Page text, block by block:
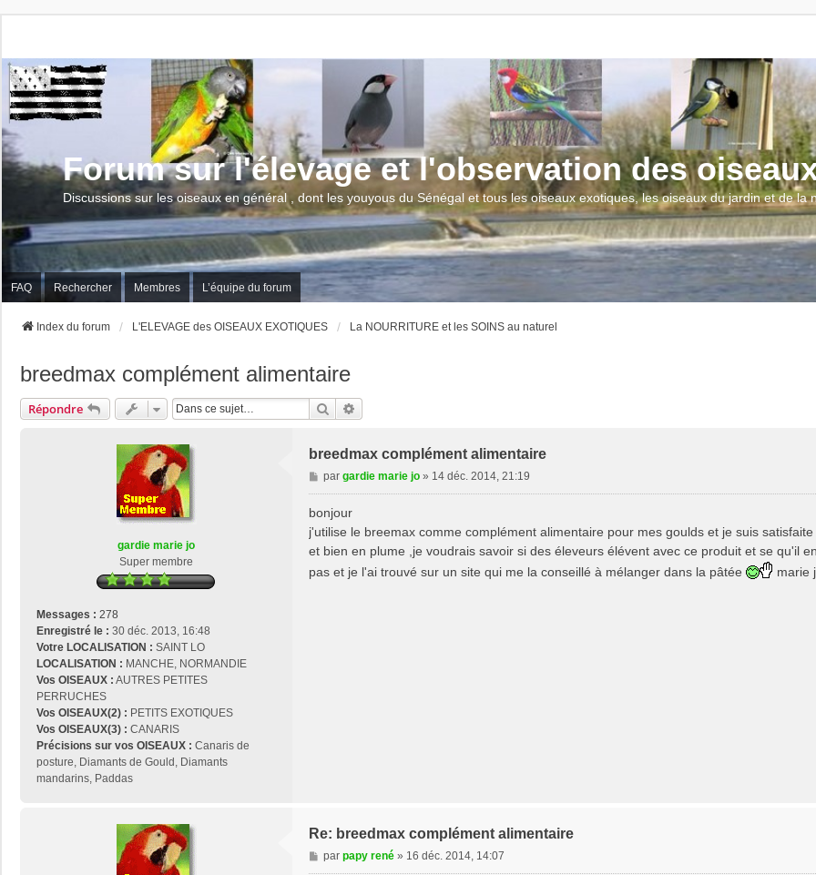
Forum sur l'élevage et l'observation des
Discussions sur les oiseaux en général , dont les youyous du Sénégal et tous les oiseaux exotiques, les oiseaux du jardin et de la
FAQ Rechercher Membres L’équipe du forum
Index du forum L'ELEVAGE des OISEAUX EXOTIQUES La NOURRITURE et les SOINS au naturel
breedmax complément alimentaire
Répondre Rechercher
gardie marie jo
Super membre
Messages : 278
Enregistré le : 30 déc. 2013, 16:48
Votre LOCALISATION : SAINT LO
LOCALISATION : MANCHE, NORMANDIE
Vos OISEAUX : AUTRES PETITES
PERRUCHES
Vos OISEAUX(2) : PETITS EXOTIQUES
Vos OISEAUX(3) : CANARIS
Précisions sur vos OISEAUX : Canaris de
posture, Diamants de Gould, Diamants
mandarins, Paddas
breedmax complément alimentaire
M
e
a
g
e
par gardie marie jo» 14 déc. 2014, 21:19
bonjour
j'utilise le breemax comme complément alimentaire pour mes goulds et je suis
et bien en plume ,je voudrais savoir si des éleveurs élévent avec ce produit et se qu'il
pas et je l'ai trouvé sur un site qui me la conseillé à mélanger dans la pâtée
marie
Re: breedmax complément alimentaire
M
e
par papy rené» 16 déc. 2014, 14:07